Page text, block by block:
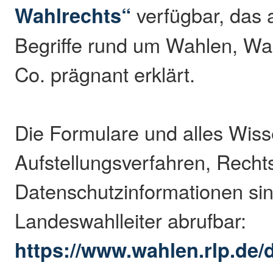
Wahlrechts“ verfügbar, das
Begriffe rund um Wahlen,
Co. prägnant erklärt.
Die Formulare und alles
Aufstellungsverfahren,
Datenschutzinformationen
Landeswahlleiter abrufbar:
https://www.wahlen.rlp.de/